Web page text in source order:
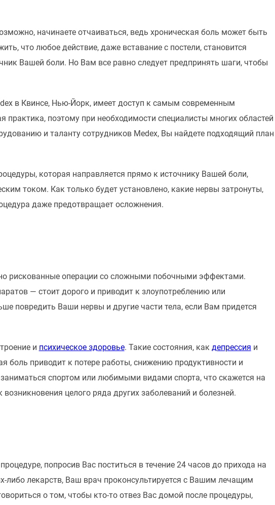
начинаете отчаиваться, ведь хроническая боль может быть
что любое действие, даже вставание с постели, становится
Вашей боли. Но Вам все равно следует предпринять шаги, чтобы
в Квинсе, Нью-Йорк, имеет доступ к самым современным
поэтому при необходимости специалисты многих областей
и таланту сотрудников Medex, Вы найдете подходящий план
которая направляется прямо к источнику Вашей боли,
током. Как только будет установлено, какие нервы затронуты,
даже предотвращает осложнения.
рискованные операции со сложными побочными эффектами.
— стоит дорого и приводит к злоупотреблению или
повредить Ваши нервы и другие части тела, если Вам придется
и психическое здоровье. Такие состояния, как депрессия и
боль приводит к потере работы, снижению продуктивности и
спортом или любимыми видами спорта, что скажется на
целого ряда других заболеваний и болезней.
попросив Вас поститься в течение 24 часов до прихода на
лекарств, Ваш врач проконсультируется с Вашим лечащим
о том, чтобы кто-то отвез Вас домой после процедуры,